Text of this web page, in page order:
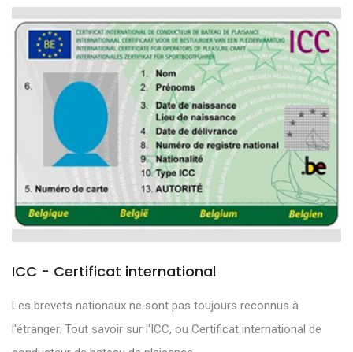
ICC - Certificat international
Les brevets nationaux ne sont pas toujours reconnus à
l'étranger. Tout savoir sur l'ICC, ou Certificat international de